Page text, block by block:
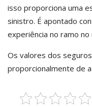
isso proporciona uma
sinistro. É apontado
experiência no ramo
Os valores dos
proporcionalmente de